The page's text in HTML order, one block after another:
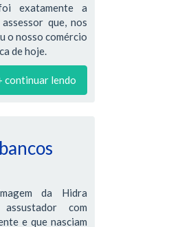
exatamente a
que, nos
o nosso comércio
de hoje.
continuar lendo
da Hidra
com
e que nasciam